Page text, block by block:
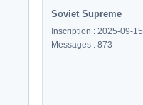
Soviet Supreme
Inscription : 2025-09-15
Messages : 873